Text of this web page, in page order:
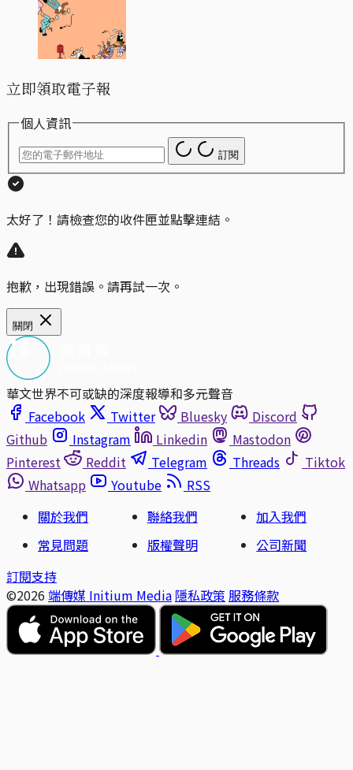
立即領取電子報
個人資訊
訂閱
太好了！請檢查您的收件匣並點擊連結。
抱歉，出現錯誤。請再試一次。
關閉
華文世界不可或缺的深度報導和多元聲音
Facebook
Twitter Bluesky
Discord
Github
Instagram Linkedin
Mastodon
Pinterest
Reddit Telegram Threads
Tiktok
Whatsapp
Youtube
RSS
關於我們
聯絡我們
加入我們
常見問題
版權聲明
公司新聞
訂閱支持
©2026 端傳媒 Initium Media 隱私政策 服務條款